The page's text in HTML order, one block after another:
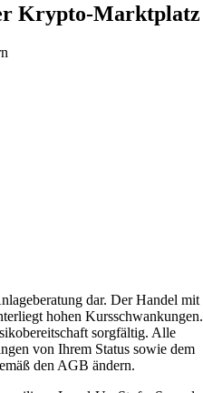
Krypto-Marktplatz
dar. Der Handel mit
hohen Kursschwankungen.
sorgfältig. Alle
von Ihrem Status sowie dem
den AGB ändern.